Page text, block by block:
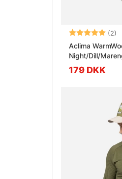
Vurdering: (2)
Aclima
Night/Dill/
179 DKK